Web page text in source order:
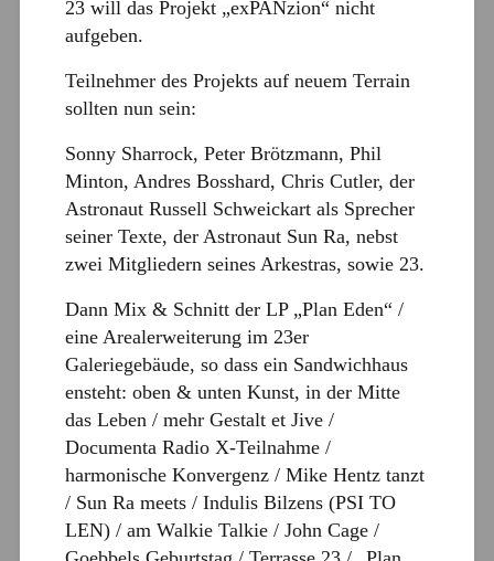
23 will das Projekt „exPANzion“ nicht
aufgeben.
Teilnehmer des Projekts auf neuem Terrain
sollten nun sein:
Sonny Sharrock, Peter Brötzmann, Phil
Minton, Andres Bosshard, Chris Cutler, der
Astronaut Russell Schweickart als Sprecher
seiner Texte, der Astronaut Sun Ra, nebst
zwei Mitgliedern seines Arkestras, sowie 23.
Dann Mix & Schnitt der LP „Plan Eden“ /
eine Arealerweiterung im 23er
Galeriegebäude, so dass ein Sandwichhaus
ensteht: oben & unten Kunst, in der Mitte
das Leben / mehr Gestalt et Jive /
Documenta Radio X-Teilnahme /
harmonische Konvergenz / Mike Hentz tanzt
/ Sun Ra meets / Indulis Bilzens (PSI TO
LEN) / am Walkie Talkie / John Cage /